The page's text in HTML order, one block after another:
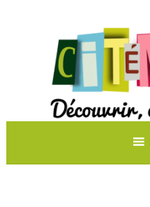
Découvrir, créer, rêver !